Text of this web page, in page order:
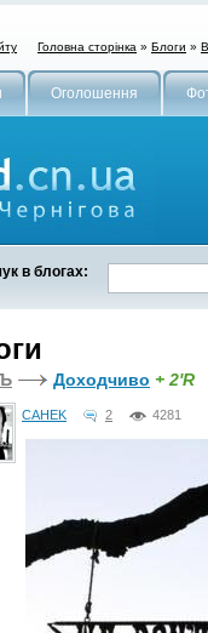
Головна сторінка » Блоги »
Оголошення
в блогах:
Доходчиво + 2'R
CAHEK 2 4281